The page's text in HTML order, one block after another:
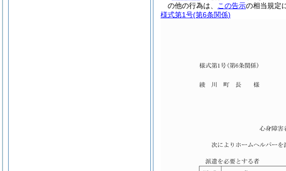
の他の行為は、
この告示の相当規定
様式第1号(第6条関係)